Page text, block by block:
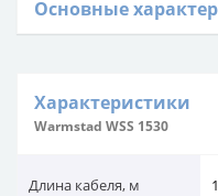
Основные
Характеристики
Warmstad WSS 1530
Длина кабеля, м